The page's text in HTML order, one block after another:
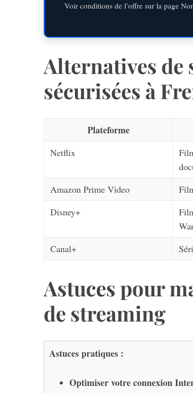
Voir conditions de l’offre sur la page
Alternatives de
sécurisées à
Plateforme
Netflix
Amazon Prime Video
Disney+
Canal+
Astuces pour
de streaming
Astuces pratiques :
Optimiser votre connexion